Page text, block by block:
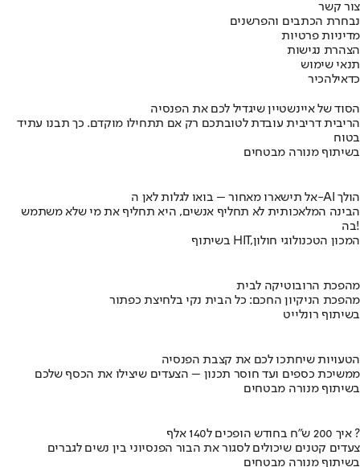
צור קשר
נבחרת הכתבים והפרשנים
מדיניות פרטיות
הצהרת נגישות
תנאי שימוש
כדאילהכיר
הסוד של איינשטיין שיגדיל לכם את הפנסיה
הריבית דריבית עובדת לטובתכם רק אם תתחילו מוקדם. כך תבנו עתיד
בטוח
בשיתוף מנורה מבטחים
אל תישארו מאחור – בואו לגלות לאן ה-AI הולך
הבינה המלאכותית לא תחליף אנשים, היא תחליף את מי שלא משתמש
בה!
בשיתוף HIT,המכון הטכנולוגי חולון
מהפכת הרובוטיקה לבית
מהפכת הניקיון החכם: כל הבית נקי בלחיצת כפתור
בשיתוף רונלייט
הטעויות שיחתכו לכם את קצבת הפנסיה
ממשיכת כספים ועד חוסר תכנון – הצעדים שיצילו את הכסף שלכם
בשיתוף מנורה מבטחים
איך 200 ש"ח בחודש הופכים ל140 אלף ?
צעדים קטנים שיכולים לסגור את הבור הפנסיוני בין נשים לגברים
בשיתוף מנורה מבטחים